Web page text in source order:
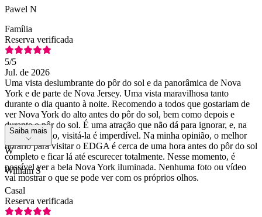
Pawel N
Família
Reserva verificada
5/5
Jul. de 2026
Uma vista deslumbrante do pôr do sol e da panorâmica de Nova
York e de parte de Nova Jersey. Uma vista maravilhosa tanto
durante o dia quanto à noite. Recomendo a todos que gostariam de
ver Nova York do alto antes do pôr do sol, bem como depois e
durante o pôr do sol. É uma atração que não dá para ignorar, e, na
minha opinião, visitá-la é imperdível. Na minha opinião, o melhor
horário para visitar o EDGA é cerca de uma hora antes do pôr do sol
completo e ficar lá até escurecer totalmente. Nesse momento, é
possível ver a bela Nova York iluminada. Nenhuma foto ou vídeo
vai mostrar o que se pode ver com os próprios olhos.
Saiba mais
W
William S
Casal
Reserva verificada